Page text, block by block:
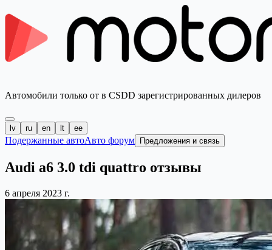
Автомобили только от в CSDD зарегистрированных дилеров
lv ru en lt ee
Подержанные автоАвто форум Предложения и связь
Audi a6 3.0 tdi quattro отзывы
6 апреля 2023 г.